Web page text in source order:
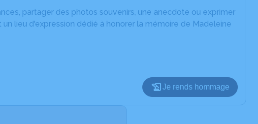
partager des photos souvenirs, une anecdote ou exprimer
lieu d'expression dédié à honorer la mémoire de Madeleine
Je rends hommage